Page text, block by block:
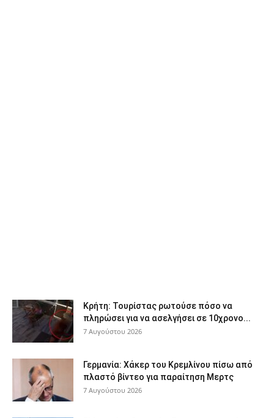
Κρήτη: Τουρίστας ρωτούσε πόσο να
πληρώσει για να ασελγήσει σε 10χρονο...
7 Αυγούστου 2026
Γερμανία: Χάκερ του Κρεμλίνου πίσω από
πλαστό βίντεο για παραίτηση Μερτς
7 Αυγούστου 2026